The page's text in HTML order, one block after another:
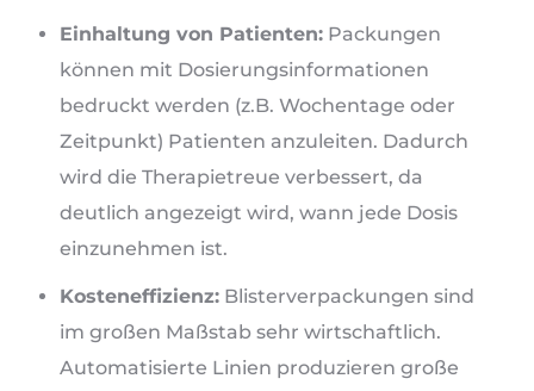
Einhaltung von Patienten: Packungen
können mit Dosierungsinformationen
bedruckt werden (z.B. Wochentage oder
Zeitpunkt) Patienten anzuleiten. Dadurch
wird die Therapietreue verbessert, da
deutlich angezeigt wird, wann jede Dosis
einzunehmen ist.
Kosteneffizienz: Blisterverpackungen sind
im großen Maßstab sehr wirtschaftlich.
Automatisierte Linien produzieren große